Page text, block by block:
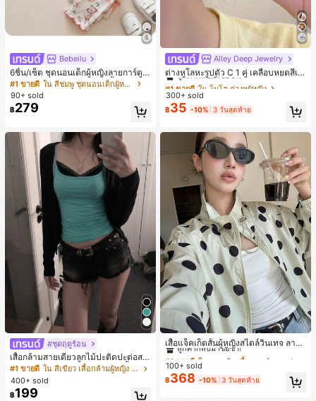
Bebeilu
6ชิ้น/เซ็ต ชุดนอนเด็กผู้หญิงลายการ์ตูน
หมีและดอกไม้ คอกลม แขนสั้น กางเกง
ขาสั้น ขอบระบาย สวมใส่สบาย
#1 ขายดี
ใน สีชมพู ชุดนอนเด็กผู้หญิง
90+ sold
฿279
#ชุดฤดูร้อน
เสื้อกล้ามสายเดี่ยวลูกไม้ปะติดปะต่อสไ
ตล์เกาหลี, สุนทรียศาสตร์ Y2K, เสื้อผ้าส
ตรีทแวร์ลำลองฤดูร้อน
#1 ขายดี
ใน สีเขียว เสื้อกล้ามผู้หญิง & Camis
400+ sold
฿199
Alley Deep Jewelry
ต่างหูโลหะรูปตัว C 1 คู่ เคลือบหยดสีเห
ลือง ลายจุดสีน้ำเงิน สไตล์ยุโรปและอเม
ริกัน แฟชั่นส่วนตัว หวานและสง่างาม
สำหรับผู้หญิงและเด็กหญิง สำหรับการเ
ดินทาง งานแต่งงาน ปาร์ตี้ วันเกิด ของ
#1 ขายดี ใน โบโฮ ต่างหูผู้หญิง
ลูกค้ากลับมาซื้อซ้ำ!
เกือบหมดแล้ว!
#1 ขายดี ใน โบโฮ ต่างหูผู้หญิง
ลูกค้ากลับมาซื้อซ้ำ!
เกือบหมดแล้ว!
#1 ขายดี ใน โบโฮ ต่างหูผู้หญิง
ลูกค้ากลับมาซื้อซ้ำ!
เกือบหมดแล้ว!
#1 ขายดี ใน โบโฮ ต่างหูผู้หญิง
เกือบหมดแล้ว!
300+ sold
฿35 -10% 3 วันสุดท้าย
เสื้อแจ็คเก็ตสั้นผู้หญิงสไตล์วินเทจ ลายจุ
ดขนาดใหญ่ คอตั้ง เอวเข้ารูป แขนพอง
ทรงหลวม แฟชั่นอเนกประสงค์ สำหรับใ
ส่ประจำวันและไปเที่ยวพักผ่อน
#1 ขายดี
ใน กระเป๋า เสื้อคลุมลำลอง
ลูกค้ากลับมาซื้อซ้ำ!
#1 ขายดี ใน กระเป๋า เสื้อคลุมลำลอง
ลูกค้ากลับมาซื้อซ้ำ!
#1 ขายดี ใน กระเป๋า เสื้อคลุมลำลอง
ลูกค้ากลับมาซื้อซ้ำ!
#1 ขายดี ใน กระเป๋า เสื้อคลุมลำลอง
100+ sold
฿368 -10% 3 วันสุดท้าย